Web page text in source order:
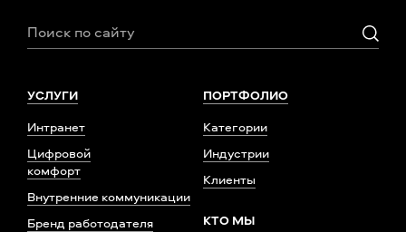
УСЛУГИ
Интранет
Цифровой
комфорт
Внутренние коммуникации
Бренд работодателя
ПОРТФОЛИО
Категории
Индустрии
Клиенты
КТО МЫ